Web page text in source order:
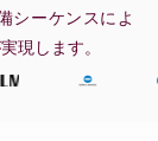
シーケンスによ
現します。